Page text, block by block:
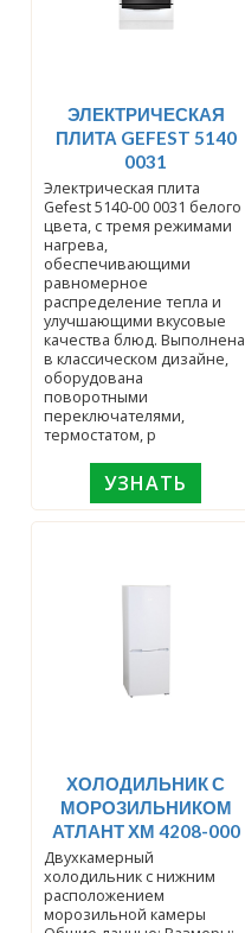
ЭЛЕКТРИЧЕСКАЯ
ПЛИТА GEFEST 5140
0031
Электрическая плита
Gefest 5140-00 0031 белого
цвета, с тремя режимами
нагрева,
обеспечивающими
равномерное
распределение тепла и
улучшающими вкусовые
качества блюд. Выполнена
в классическом дизайне,
оборудована
поворотными
переключателями,
термостатом, р
УЗНАТЬ
ХОЛОДИЛЬНИК С
МОРОЗИЛЬНИКОМ
АТЛАНТ ХМ 4208-000
Двухкамерный
холодильник с нижним
расположением
морозильной камеры